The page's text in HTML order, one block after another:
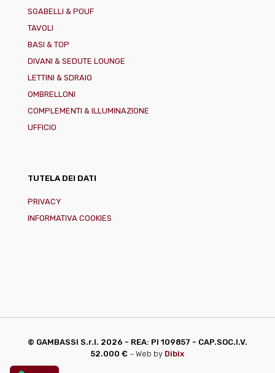
SGABELLI & POUF
TAVOLI
BASI & TOP
DIVANI & SEDUTE LOUNGE
LETTINI & SDRAIO
OMBRELLONI
COMPLEMENTI & ILLUMINAZIONE
UFFICIO
TUTELA DEI DATI
PRIVACY
INFORMATIVA COOKIES
© GAMBASSI S.r.l. 2026 - REA: PI 109857 - CAP.SOC.I.V.
52.000 € ~ Web by Dibix